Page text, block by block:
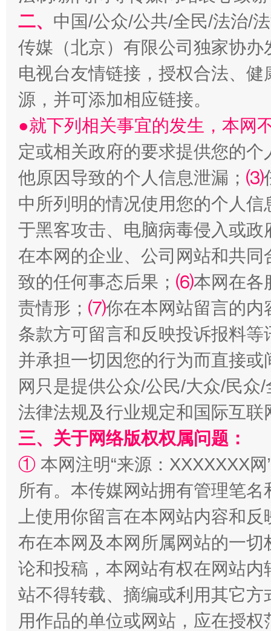
揭开“小金库”的免责幌子
受贿1.44亿！段成刚被判无期 从幼
阿坝州三大球赛在茂县开幕 规模
二、 中国/公众/公共/全民/法治/
传媒（北京）有限公司独家协
电视台友情链接，授权合法、
源，并可添加相应链接。
●就下列相关事宜的发生，本网
定或相关政府的要求提供您的个
他原因导致的个人信息泄漏； ⑶
中所列明的情况使用您的个人
于黑客攻击、电脑病毒侵入或
在本网的企业、公司网站和共
致的任何事态后果； ⑹本网在各
责情形； ⑺你在本网站留言的内
条款方可留言和反映投诉报料
并承担一切因您的行为而直接
网只是提供公众/公民/大众/民
法律法规及行业规定和国际互
三、关于网络版权权属问题：
① 本网注明“来源：XXXXXXX
所有。本传媒网站拥有管理笔
上使用你留言在本网站内容和
布在本网及本网所属网站的一
论和投稿，本网站有权在网站
站不得转载、摘编或利用其它
用作品的单位或网站，应在授